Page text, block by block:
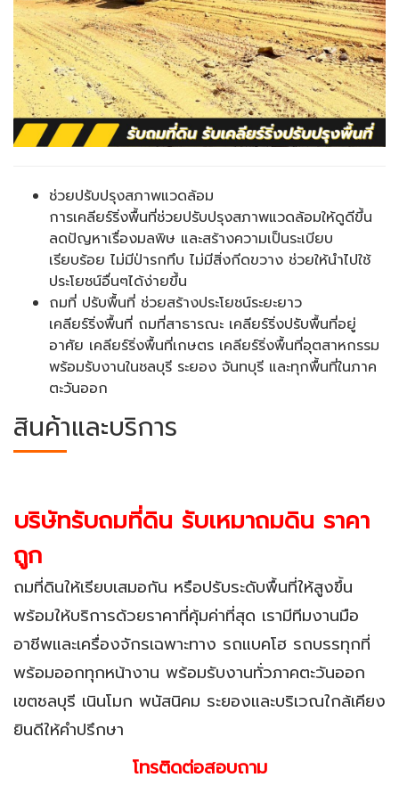
ช่วยปรับปรุงสภาพแวดล้อม
การเคลียร์ริ่งพื้นที่ช่วยปรับปรุงสภาพแวดล้อมให้ดูดีขึ้น
ลดปัญหาเรื่องมลพิษ และสร้างความเป็นระเบียบ
เรียบร้อย ไม่มีป่ารกทึบ ไม่มีสิ่งกีดขวาง ช่วยให้นำไปใช้
ประโยชน์อื่นๆได้ง่ายขึ้น
ถมที่ ปรับพื้นที่ ช่วยสร้างประโยชน์ระยะยาว
เคลียร์ริ่งพื้นที่ ถมที่สาธารณะ เคลียร์ริ่งปรับพื้นที่อยู่
อาศัย เคลียร์ริ่งพื้นที่เกษตร เคลียร์ริ่งพื้นที่อุตสาหกรรม
พร้อมรับงานในชลบุรี ระยอง จันทบุรี และทุกพื้นที่ในภาค
ตะวันออก
สินค้าและบริการ
บริษัทรับถมที่ดิน รับเหมาถมดิน ราคา
ถูก
ถมที่ดินให้เรียบเสมอกัน หรือปรับระดับพื้นที่ให้สูงขึ้น
พร้อมให้บริการด้วยราคาที่คุ้มค่าที่สุด เรามีทีมงานมือ
อาชีพและเครื่องจักรเฉพาะทาง รถแบคโฮ รถบรรทุกที่
พร้อมออกทุกหน้างาน พร้อมรับงานทั่วภาคตะวันออก
เขตชลบุรี เนินโมก พนัสนิคม ระยองและบริเวณใกล้เคียง
ยินดีให้คำปรึกษา
โทรติดต่อสอบถาม